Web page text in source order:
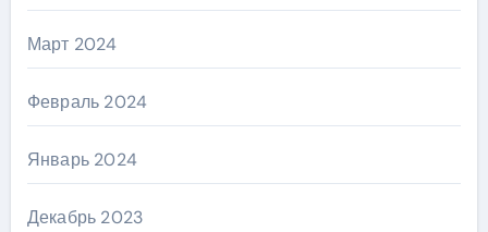
Март 2024
Февраль 2024
Январь 2024
Декабрь 2023